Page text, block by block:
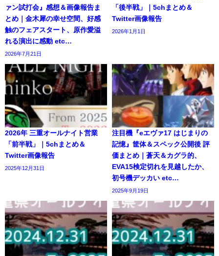
ァン試打会』感想＆画像報告ま
とめ｜金木犀の幸せ空間、好感
触のフェアスタート、原作愛溢
れる演出に感動 etc…
2026年7月21日
「後半戦」｜5chまとめ＆
Twitter画像報告
2026年1月1日
2026年 三重オールナイト営業
「前半戦」｜5chまとめ＆
Twitter画像報告
2025年12月31日
注目機『eエヴァ17 はじまりの
記憶』筐体＆スペック公開後 評
価まとめ｜蒼天＆カグラ的、
EVA15検定切れを見越したか、
初号機デッカい etc…
2025年9月19日